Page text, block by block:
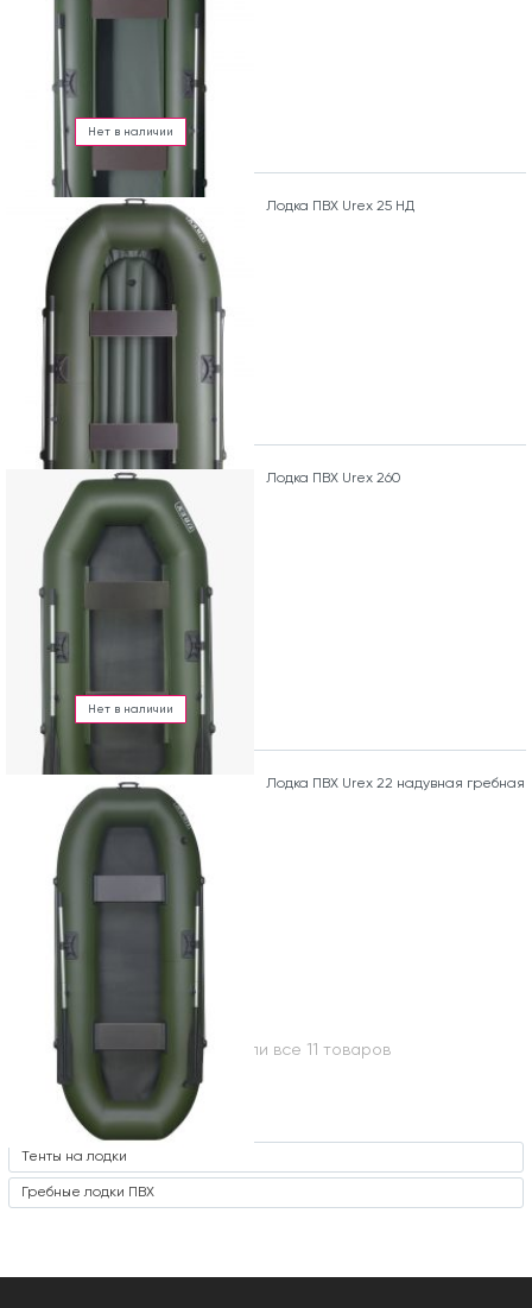
Нет в наличии
Лодка ПВХ Urex 25 НД
Нет в наличии
Лодка ПВХ Urex 260
Лодка ПВХ Urex 22 надувная гребная
Вы посмотрели все 11 товаров
Часто ищут
Тенты на лодки
Гребные лодки ПВХ